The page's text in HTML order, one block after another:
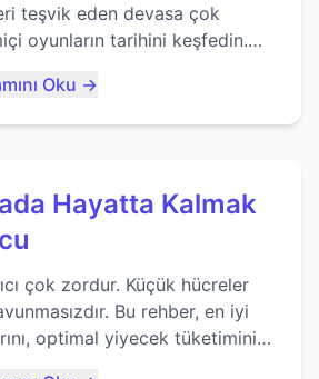
teşvik eden devasa çok
oyunların tarihini keşfedin.
Oku →
Hayatta Kalmak
çok zordur. Küçük hücreler
Bu rehber, en iyi